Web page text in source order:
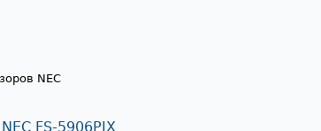
NEC
FS-5906PIX